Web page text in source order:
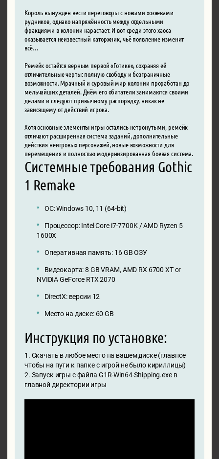
Король вынужден вести переговоры с новыми хозяевами
рудников, однако напряжённость между отдельными
фракциями в колонии нарастает. И вот среди этого хаоса
оказывается неизвестный каторжник, чьё появление изменит
всё…
Ремейк остаётся верным первой «Готике», сохраняя её
отличительные черты: полную свободу и безграничные
возможности. Мрачный и суровый мир колонии проработан до
мельчайших деталей. Днём его обитатели занимаются своими
делами и следуют привычному распорядку, никак не
зависящему от действий игрока.
Хотя основные элементы игры остались нетронутыми, ремейк
отличают расширенная система заданий, дополнительные
действия неигровых персонажей, новые возможности для
перемещения и полностью модернизированная боевая система.
Системные требования Gothic
1 Remake
ОС: Windows 10, 11 (64-bit)
Процессор: Intel Core i7-7700K / AMD Ryzen 5
1600X
Оперативная память: 16 GB ОЗУ
Видеокарта: 8 GB VRAM, AMD RX 6700 XT or
NVIDIA GeForce RTX 2070
DirectX: версии 12
Место на диске: 60 GB
Инструкция по установке:
1. Скачать в любое место на вашем диске (главное
чтобы на пути к папке с игрой не было кириллицы)
2. Запуск игры с файла G1R-Win64-Shipping.exe в
главной директории игры